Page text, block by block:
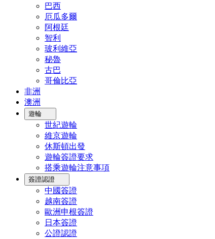
巴西
厄瓜多爾
阿根廷
智利
玻利維亞
秘魯
古巴
哥倫比亞
非洲
澳洲
遊輪
世紀遊輪
維京遊輪
休斯頓出發
遊輪簽證要求
搭乘遊輪注意事項
簽證認證
中國簽證
越南簽證
歐洲申根簽證
日本簽證
公證認證